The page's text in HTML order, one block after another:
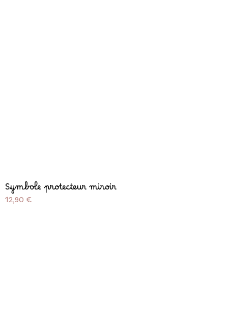
Symbole protecteur miroir
Prix
12,90 €